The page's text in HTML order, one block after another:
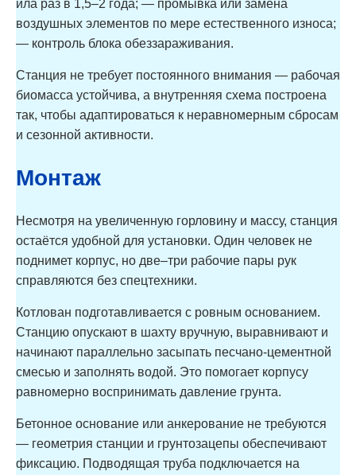
ила раз в 1,5–2 года; — промывка или замена
воздушных элементов по мере естественного износа;
— контроль блока обеззараживания.
Станция не требует постоянного внимания — рабочая
биомасса устойчива, а внутренняя схема построена
так, чтобы адаптироваться к неравномерным сбросам
и сезонной активности.
Монтаж
Несмотря на увеличенную горловину и массу, станция
остаётся удобной для установки. Один человек не
поднимет корпус, но две–три рабочие пары рук
справляются без спецтехники.
Котлован подготавливается с ровным основанием.
Станцию опускают в шахту вручную, выравнивают и
начинают параллельно засыпать песчано-цементной
смесью и заполнять водой. Это помогает корпусу
равномерно воспринимать давление грунта.
Бетонное основание или анкерование не требуются
— геометрия станции и грунтозацепы обеспечивают
фиксацию. Подводящая труба подключается на